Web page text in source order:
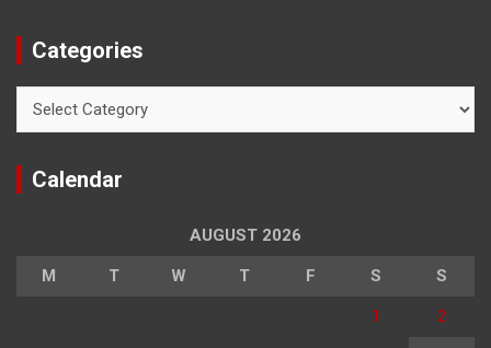
Categories
Calendar
AUGUST 2026
M T W T F S S
1 2